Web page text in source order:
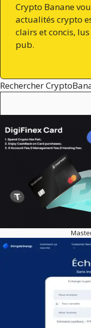
Crypto Banane
actualités crypto
clairs et concis,
pub.
Rechercher